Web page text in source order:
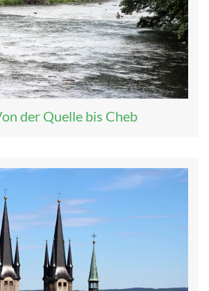
der Quelle bis Cheb